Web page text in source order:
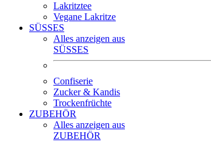
Lakritztee
Vegane Lakritze
SÜSSES
Alles anzeigen aus
SÜSSES
Confiserie
Zucker & Kandis
Trockenfrüchte
ZUBEHÖR
Alles anzeigen aus
ZUBEHÖR